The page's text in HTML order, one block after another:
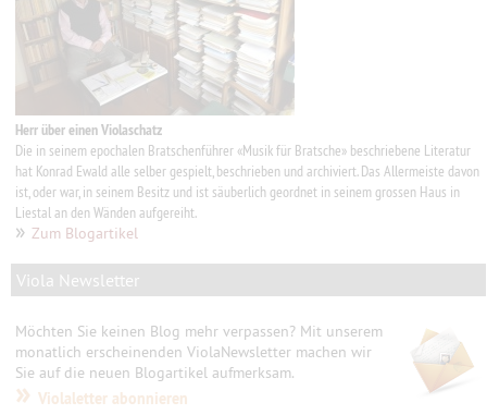
Herr über einen Violaschatz
Die in seinem epochalen Bratschenführer «Musik für Bratsche» beschriebene Literatur
hat Konrad Ewald alle selber gespielt, beschrieben und archiviert. Das Allermeiste davon
ist, oder war, in seinem Besitz und ist säuberlich geordnet in seinem grossen Haus in
Liestal an den Wänden aufgereiht.
»Zum Blogartikel
Viola Newsletter
Möchten Sie keinen Blog mehr verpassen? Mit unserem
monatlich erscheinenden ViolaNewsletter machen wir
Sie auf die neuen Blogartikel aufmerksam.
» Violaletter abonnieren